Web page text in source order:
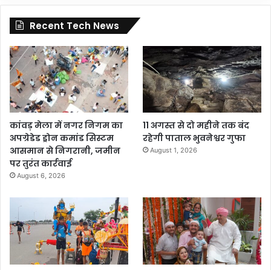
Recent Tech News
कांवड़ मेला में नगर निगम का
अपग्रेडेड ड्रोन कमांड सिस्टम
आसमान से निगरानी, जमीन
पर तुरंत कार्रवाई
August 6, 2026
11 अगस्त से दो महीने तक बंद
रहेगी पाताल भुवनेश्वर गुफा
August 1, 2026